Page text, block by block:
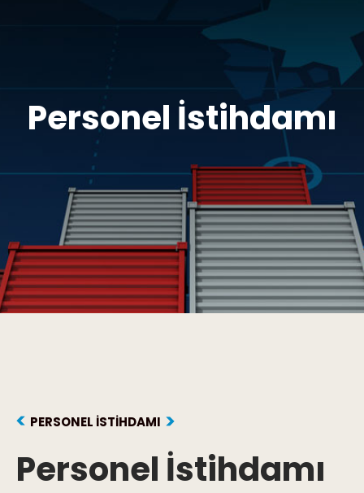
Personel İstihdamı
PERSONEL İSTIHDAMI
Personel İstihdamı